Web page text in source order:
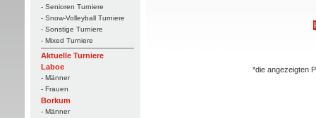
- Senioren Turniere
- Snow-Volleyball Turniere
- Sonstige Turniere
- Mixed Turniere
Aktuelle Turniere
Laboe
- Männer
- Frauen
Borkum
- Männer
*die angezeigten